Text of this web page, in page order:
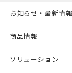
お知らせ・最新情報
商品情報
ソリューション
品・
用者